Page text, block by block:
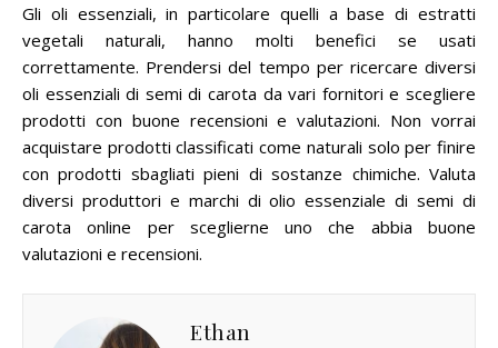
Gli oli essenziali, in particolare quelli a base di estratti
vegetali naturali, hanno molti benefici se usati
correttamente. Prendersi del tempo per ricercare diversi
oli essenziali di semi di carota da vari fornitori e scegliere
prodotti con buone recensioni e valutazioni. Non vorrai
acquistare prodotti classificati come naturali solo per finire
con prodotti sbagliati pieni di sostanze chimiche. Valuta
diversi produttori e marchi di olio essenziale di semi di
carota online per sceglierne uno che abbia buone
valutazioni e recensioni.
Ethan